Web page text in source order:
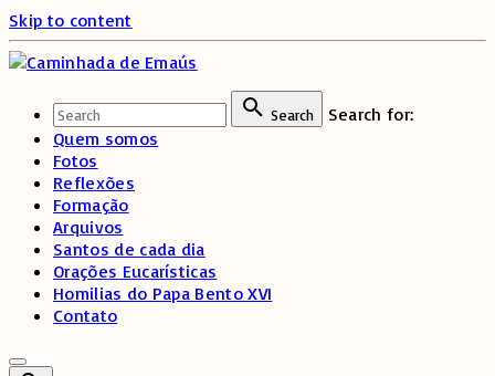
Skip to content
Search
Search for:
Quem somos
Fotos
Reflexões
Formação
Arquivos
Santos de cada dia
Orações Eucarísticas
Homilias do Papa Bento XVI
Contato